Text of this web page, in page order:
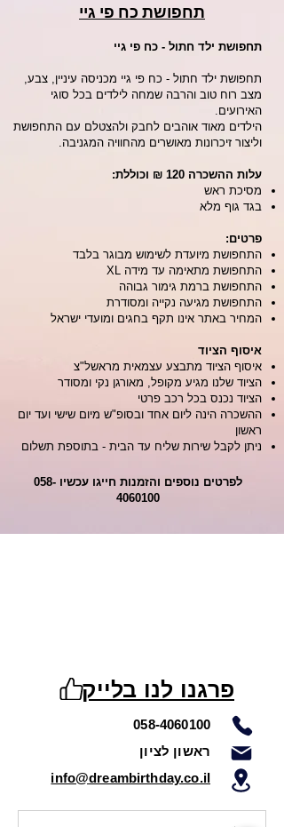
תחפושת כח פי גיי
תחפושת ילד חתול - כח פי גיי
תחפושת ילד חתול - כח פי גיי מכניסה עיניין, צבע,
מצב רוח טוב והרבה שמחה לילדים בכל סוגי
האירועים.
הילדים מאוד אוהבים לחבק ולהצטלם עם התחפושת
וליצור זיכרונות מאושרים מהחוויה המגניבה.
עלות ההשכרה 120 ₪ וכוללת:
מסיכת ראש
בגד גוף מלא
פרטים:
התחפושת מיועדת לשימוש מבוגר בלבד
התחפושת מתאימה עד מידה XL
התחפושת ברמת גימור גבוהה
התחפושת מגיעה נקייה ומסודרת
המחיר באתר אינו תקף בחגים ומועדי ישראל
איסוף הציוד
איסוף הציוד מתבצע עצמאית מראשל"צ
הציוד שלנו מגיע מקופל, מאורגן נקי ומסודר
הציוד נכנס בכל רכב פרטי
ההשכרה הינה ליום אחד ובסופ"ש מיום שישי ועד יום
ראשון
ניתן לקבל שירות שליח עד הבית - בתוספת תשלום
לפרטים נוספים והזמנות חייגו עכשיו058-
4060100
פרגנו לנו בלייק
058-4060100
ראשון לציון
info@dreambirthday.co.il